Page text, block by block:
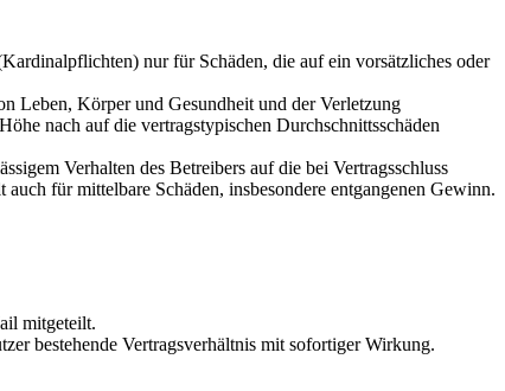
nur für Schäden, die auf ein vorsätzliches oder
Leben, Körper und Gesundheit und der Verletzung
nach auf die vertragstypischen Durchschnittsschäden
Verhalten des Betreibers auf die bei Vertragsschluss
für mittelbare Schäden, insbesondere entgangenen Gewinn.
mitgeteilt.
bestehende Vertragsverhältnis mit sofortiger Wirkung.